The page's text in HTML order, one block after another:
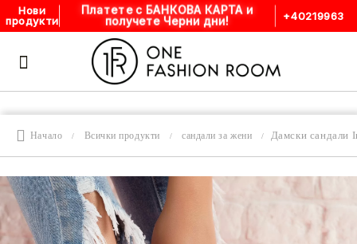
Нови
продукти
Платете с БАНКОВА КАРТА и
получете Черни дни! +40219963
Начало Всички продукти сандали за жени Дамски сандали